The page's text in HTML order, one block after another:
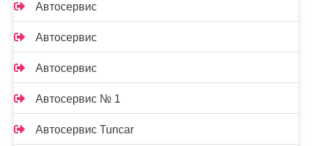
Автосервис
Автосервис
Автосервис
Автосервис № 1
Автосервис Tuncar